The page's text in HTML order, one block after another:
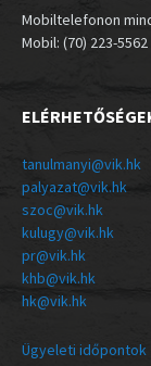
Mobiltelefonon
Mobil: (70) 223-5562
tanulmanyi@vik.hk
palyazat@vik.hk
szoc@vik.hk
kulugy@vik.hk
pr@vik.hk
khb@vik.hk
hk@vik.hk
Ügyeleti időpontok